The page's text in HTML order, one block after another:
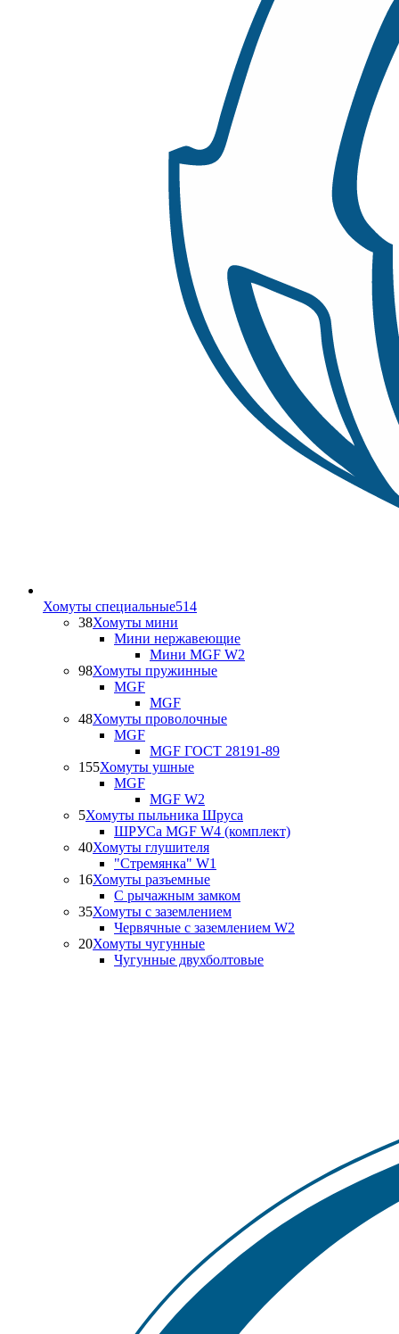
Хомуты специальные514
38Хомуты мини
Мини нержавеющие
Мини MGF W2
98Хомуты пружинные
MGF
MGF
48Хомуты проволочные
MGF
MGF ГОСТ 28191-89
155Хомуты ушные
MGF
MGF W2
5Хомуты пыльника Шруса
ШРУСа MGF W4 (комплект)
40Хомуты глушителя
"Стремянка" W1
16Хомуты разъемные
С рычажным замком
35Хомуты с заземлением
Червячные с заземлением W2
20Хомуты чугунные
Чугунные двухболтовые